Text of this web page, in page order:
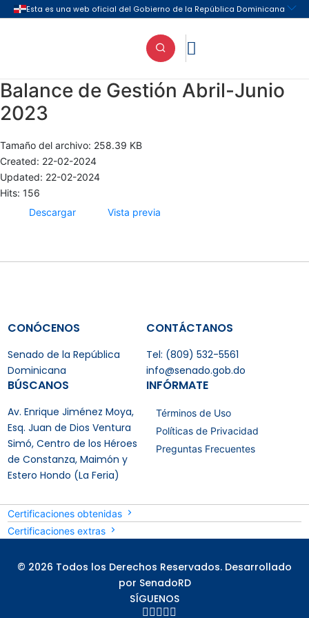

Balance de Gestión Abril-Junio
2023
Tamaño del archivo: 258.39 KB
Created: 22-02-2024
Updated: 22-02-2024
Hits: 156
Descargar
Vista previa
CONÓCENOS
Senado de la República
Dominicana
CONTÁCTANOS
Tel: (809) 532-5561
info@senado.gob.do
BÚSCANOS
Av. Enrique Jiménez Moya,
Esq. Juan de Dios Ventura
Simó, Centro de los Héroes
de Constanza, Maimón y
Estero Hondo (La Feria)
INFÓRMATE
Términos de Uso
Políticas de Privacidad
Preguntas Frecuentes
Certificaciones obtenidas
Certificaciones extras
© 2026 Todos los Derechos Reservados. Desarrollado
por SenadoRD
SÍGUENOS
    